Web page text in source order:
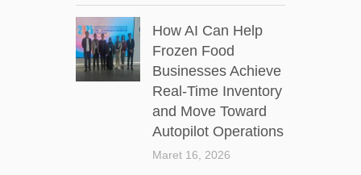
How AI Can Help
Frozen Food
Businesses Achieve
Real-Time Inventory
and Move Toward
Autopilot Operations
Maret 16, 2026